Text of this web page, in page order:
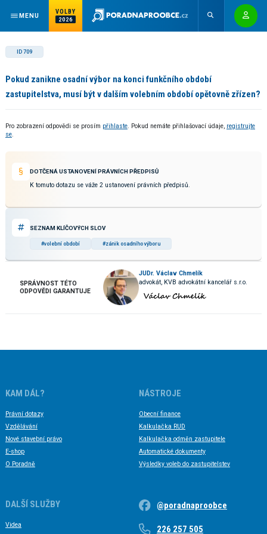
MENU
VOLBY
2026
ID 709
Pokud zanikne osadní výbor na konci funkčního období
zastupitelstva, musí být v dalším volebním období opětovně zřízen?
Pro zobrazení odpovědi se prosím přihlaste. Pokud nemáte přihlašovací údaje, registrujte
se.
DOTČENÁ USTANOVENÍ PRÁVNÍCH PŘEDPISŮ
K tomuto dotazu se váže 2 ustanovení právních předpisů.
SEZNAM KLÍČOVÝCH SLOV
#volební období #zánik osadního výboru
SPRÁVNOST TÉTO
ODPOVĚDI GARANTUJE
JUDr. Václav Chmelík
advokát, KVB advokátní kancelář s.r.o.
KAM DÁL?
Právní dotazy
Vzdělávání
Nové stavební právo
E-shop
O Poradně
NÁSTROJE
Obecní finance
Kalkulačka RUD
Kalkulačka odměn zastupitele
Automatické dokumenty
Výsledky voleb do zastupitelstev
DALŠÍ SLUŽBY
Videa
@poradnaproobce
226 257 505